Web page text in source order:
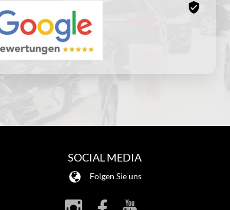
SOCIAL MEDIA
Folgen Sie uns